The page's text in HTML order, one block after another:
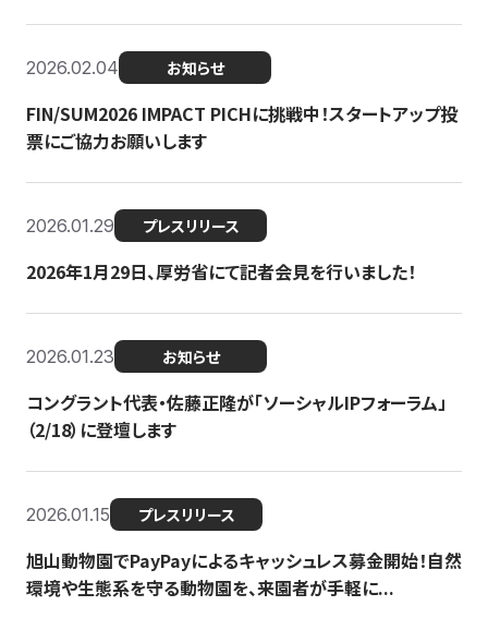
2026.02.04 お知らせ
FIN/SUM2026 IMPACT PICHに挑戦中！スタートアップ投
票にご協力お願いします
2026.01.29 プレスリリース
2026年1月29日、厚労省にて記者会見を行いました！
2026.01.23 お知らせ
コングラント代表・佐藤正隆が「ソーシャルIPフォーラム」
（2/18）に登壇します
2026.01.15 プレスリリース
旭山動物園でPayPayによるキャッシュレス募金開始！自然
環境や生態系を守る動物園を、来園者が手軽に...